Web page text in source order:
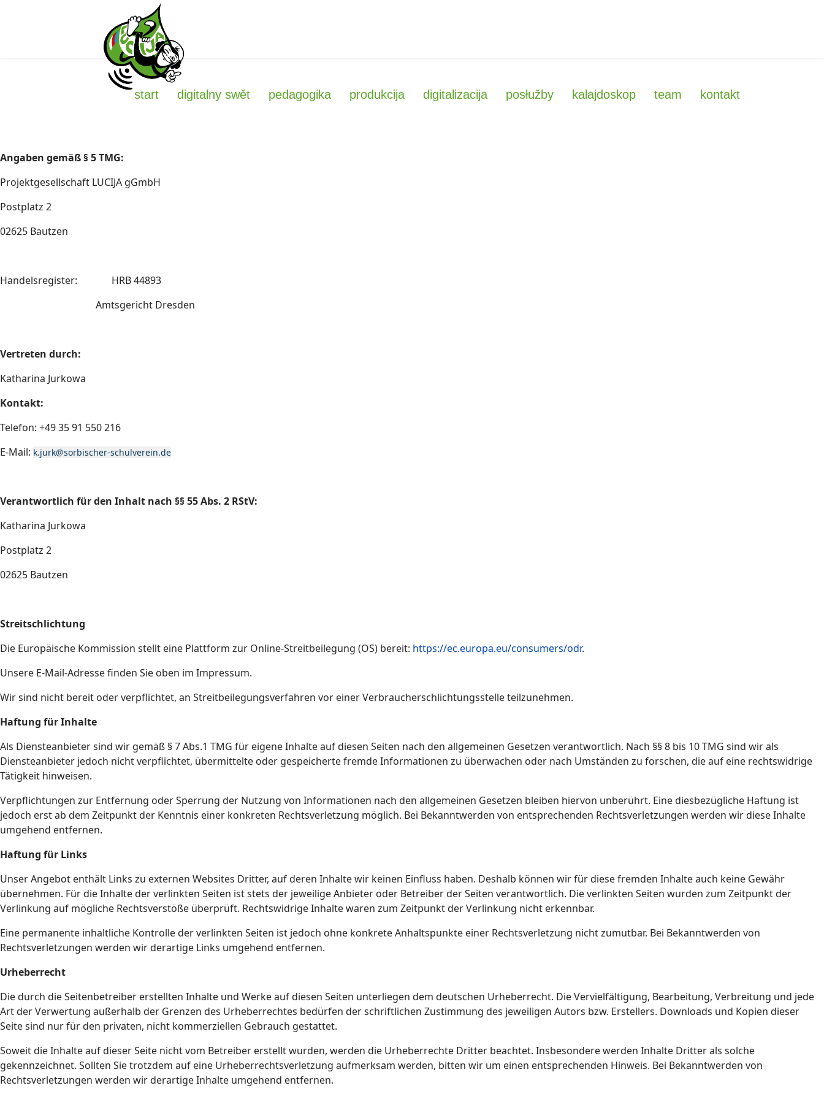
start digitalny swět pedagogika produkcija digitalizacija posłužby kalajdoskop team kontakt
Angaben gemäß § 5 TMG:
Projektgesellschaft LUCIJA gGmbH
Postplatz 2
02625 Bautzen
Handelsregister: HRB 44893
Amtsgericht Dresden
Vertreten durch:
Katharina Jurkowa
Kontakt:
Telefon: +49 35 91 550 216
E-Mail: k.jurk@sorbischer-schulverein.de
Verantwortlich für den Inhalt nach §§ 55 Abs. 2 RStV:
Katharina Jurkowa
Postplatz 2
02625 Bautzen
Streitschlichtung
Die Europäische Kommission stellt eine Plattform zur Online-Streitbeilegung (OS) bereit: https://ec.europa.eu/consumers/odr.
Unsere E-Mail-Adresse finden Sie oben im Impressum.
Wir sind nicht bereit oder verpflichtet, an Streitbeilegungsverfahren vor einer Verbraucherschlichtungsstelle teilzunehmen.
Haftung für Inhalte
Als Diensteanbieter sind wir gemäß § 7 Abs.1 TMG für eigene Inhalte auf diesen Seiten nach den allgemeinen Gesetzen verantwortlich. Nach §§ 8 bis 10 TMG sind wir als
Diensteanbieter jedoch nicht verpflichtet, übermittelte oder gespeicherte fremde Informationen zu überwachen oder nach Umständen zu forschen, die auf eine rechtswidrige
Tätigkeit hinweisen.
Verpflichtungen zur Entfernung oder Sperrung der Nutzung von Informationen nach den allgemeinen Gesetzen bleiben hiervon unberührt. Eine diesbezügliche Haftung ist
jedoch erst ab dem Zeitpunkt der Kenntnis einer konkreten Rechtsverletzung möglich. Bei Bekanntwerden von entsprechenden Rechtsverletzungen werden wir diese Inhalte
umgehend entfernen.
Haftung für Links
Unser Angebot enthält Links zu externen Websites Dritter, auf deren Inhalte wir keinen Einfluss haben. Deshalb können wir für diese fremden Inhalte auch keine Gewähr
übernehmen. Für die Inhalte der verlinkten Seiten ist stets der jeweilige Anbieter oder Betreiber der Seiten verantwortlich. Die verlinkten Seiten wurden zum Zeitpunkt der
Verlinkung auf mögliche Rechtsverstöße überprüft. Rechtswidrige Inhalte waren zum Zeitpunkt der Verlinkung nicht erkennbar.
Eine permanente inhaltliche Kontrolle der verlinkten Seiten ist jedoch ohne konkrete Anhaltspunkte einer Rechtsverletzung nicht zumutbar. Bei Bekanntwerden von
Rechtsverletzungen werden wir derartige Links umgehend entfernen.
Urheberrecht
Die durch die Seitenbetreiber erstellten Inhalte und Werke auf diesen Seiten unterliegen dem deutschen Urheberrecht. Die Vervielfältigung, Bearbeitung, Verbreitung und jede
Art der Verwertung außerhalb der Grenzen des Urheberrechtes bedürfen der schriftlichen Zustimmung des jeweiligen Autors bzw. Erstellers. Downloads und Kopien dieser
Seite sind nur für den privaten, nicht kommerziellen Gebrauch gestattet.
Soweit die Inhalte auf dieser Seite nicht vom Betreiber erstellt wurden, werden die Urheberrechte Dritter beachtet. Insbesondere werden Inhalte Dritter als solche
gekennzeichnet. Sollten Sie trotzdem auf eine Urheberrechtsverletzung aufmerksam werden, bitten wir um einen entsprechenden Hinweis. Bei Bekanntwerden von
Rechtsverletzungen werden wir derartige Inhalte umgehend entfernen.